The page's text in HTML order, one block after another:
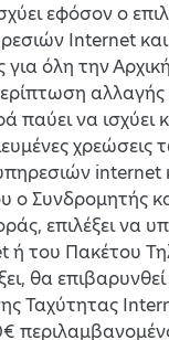
εφόσον ο
Internet
για όλη την
παύει να ισχύει
χρεώσεις
internet
ο Συνδρομητής
επιλέξει να
ή του Πακέτου
θα
Ταχύτητας